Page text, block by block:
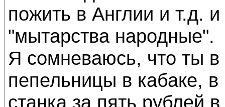
пожить в Англии и т.д.
"мытарства народные".
Я сомневаюсь, что ты
пепельницы в кабаке,
станка за пять рублей